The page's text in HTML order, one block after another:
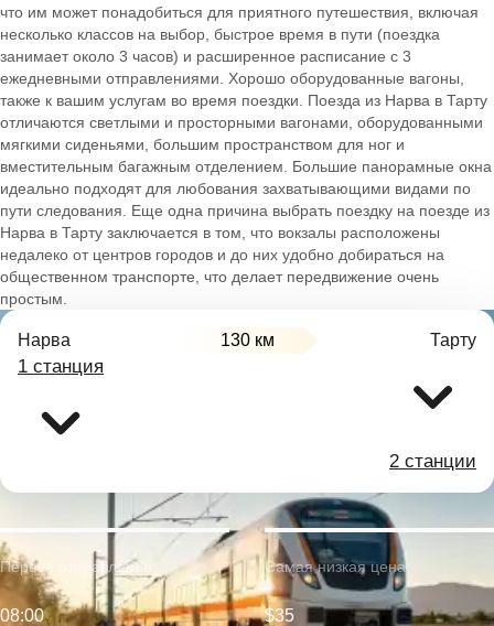
что им может понадобиться для приятного путешествия, включая
несколько классов на выбор, быстрое время в пути (поездка
занимает около 3 часов) и расширенное расписание с 3
ежедневными отправлениями. Хорошо оборудованные вагоны,
также к вашим услугам во время поездки. Поезда из Нарва в Тарту
отличаются светлыми и просторными вагонами, оборудованными
мягкими сиденьями, большим пространством для ног и
вместительным багажным отделением. Большие панорамные окна
идеально подходят для любования захватывающими видами по
пути следования. Еще одна причина выбрать поездку на поезде из
Нарва в Тарту заключается в том, что вокзалы расположены
недалеко от центров городов и до них удобно добираться на
общественном транспорте, что делает передвижение очень
простым.
Нарва 130 км Тарту
1 станция
2 станции
Первое отправление:
08:00
Самая низкая цена:
$35